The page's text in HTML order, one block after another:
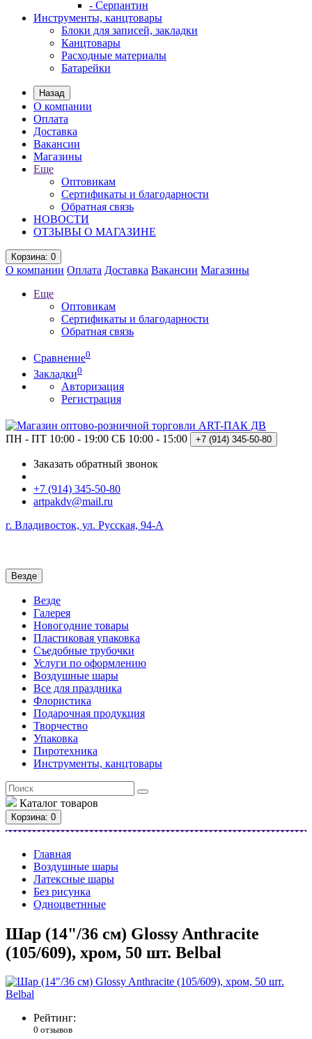
- Серпантин
Инструменты, канцтовары
Блоки для записей, закладки
Канцтовары
Расходные материалы
Батарейки
Назад
О компании
Оплата
Доставка
Вакансии
Магазины
Еще
Оптовикам
Сертификаты и благодарности
Обратная связь
НОВОСТИ
ОТЗЫВЫ О МАГАЗИНЕ
Корзина: 0
О компании Оплата Доставка Вакансии Магазины
Еще
Оптовикам
Сертификаты и благодарности
Обратная связь
Сравнение0
Закладки0
Авторизация
Регистрация
ПН - ПТ 10:00 - 19:00 СБ 10:00 - 15:00 +7 (914) 345-50-80
Заказать обратный звонок
+7 (914) 345-50-80
artpakdv@mail.ru
г. Владивосток, ул. Русская, 94-А
Везде
Везде
Галерея
Новогодние товары
Пластиковая упаковка
Съедобные трубочки
Услуги по оформлению
Воздушные шары
Все для праздника
Флористика
Подарочная продукция
Творчество
Упаковка
Пиротехника
Инструменты, канцтовары
Каталог товаров
Корзина: 0
Главная
Воздушные шары
Латексные шары
Без рисунка
Одноцветнные
Шар (14"/36 см) Glossy Anthracite
(105/609), хром, 50 шт. Belbal
Рейтинг:
0 отзывов